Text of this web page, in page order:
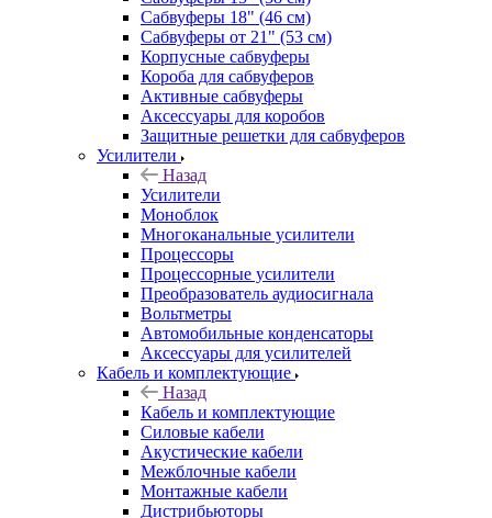
Сабвуферы 18" (46 см)
Сабвуферы от 21" (53 см)
Корпусные сабвуферы
Короба для сабвуферов
Активные сабвуферы
Аксессуары для коробов
Защитные решетки для сабвуферов
Усилители
Назад
Усилители
Моноблок
Многоканальные усилители
Процессоры
Процессорные усилители
Преобразователь аудиосигнала
Вольтметры
Автомобильные конденсаторы
Аксессуары для усилителей
Кабель и комплектующие
Назад
Кабель и комплектующие
Силовые кабели
Акустические кабели
Межблочные кабели
Монтажные кабели
Дистрибьюторы